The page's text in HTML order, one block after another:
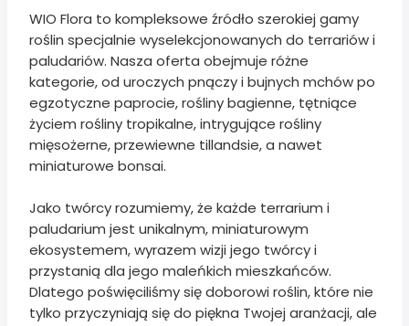
WIO Flora to kompleksowe źródło szerokiej gamy
roślin specjalnie wyselekcjonowanych do terrariów i
paludariów. Nasza oferta obejmuje różne
kategorie, od uroczych pnączy i bujnych mchów po
egzotyczne paprocie, rośliny bagienne, tętniące
życiem rośliny tropikalne, intrygujące rośliny
mięsożerne, przewiewne tillandsie, a nawet
miniaturowe bonsai.
Jako twórcy rozumiemy, że każde terrarium i
paludarium jest unikalnym, miniaturowym
ekosystemem, wyrazem wizji jego twórcy i
przystanią dla jego maleńkich mieszkańców.
Dlatego poświęciliśmy się doborowi roślin, które nie
tylko przyczyniają się do piękna Twojej aranżacji, ale